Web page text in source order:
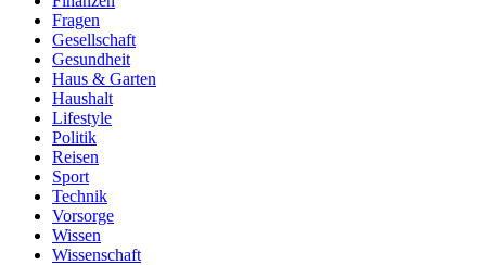
Fragen
Gesellschaft
Gesundheit
Haus & Garten
Haushalt
Lifestyle
Politik
Reisen
Sport
Technik
Vorsorge
Wissen
Wissenschaft